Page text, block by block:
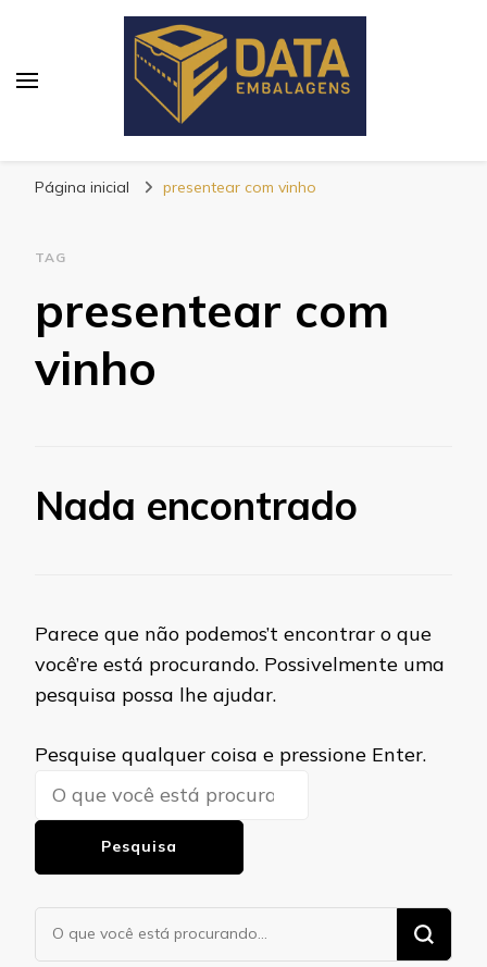
Página inicial presentear com vinho
TAG
presentear com
vinho
Nada encontrado
Parece que não podemos’t encontrar o que
você’re está procurando. Possivelmente uma
pesquisa possa lhe ajudar.
Procurando
algo?
Pesquise qualquer coisa e pressione Enter.
Procurando
algo?